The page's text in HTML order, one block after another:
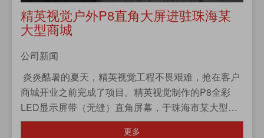
精英视觉户外P8直角大屏进驻珠海某
大型商城
公司新闻
炎炎酷暑的夏天，精英视觉工程不畏艰难，抢在客户
商城开业之前完成了项目。精英视觉制作的P8全彩
LED显示屏带（无缝）直角屏幕，于珠海市某大型商
城完美亮相。高清晰度的画质、丰富多...
更多